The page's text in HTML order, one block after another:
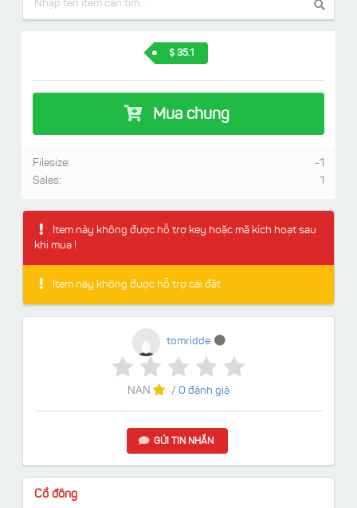
35.1
Mua chung
-1
Filesize:
1
Sales:
Item này không được hỗ trợ key hoặc mã kích hoạt sau
khi mua !
Item này không được hỗ trợ cài đặt
tomridde
NAN / 0 đánh giá
GỬI TIN NHẮN
Cổ đông